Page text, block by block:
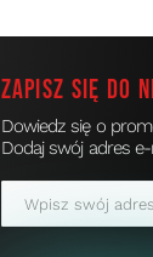
Zapisz się do
Dowiedz się o
Dodaj swój adres